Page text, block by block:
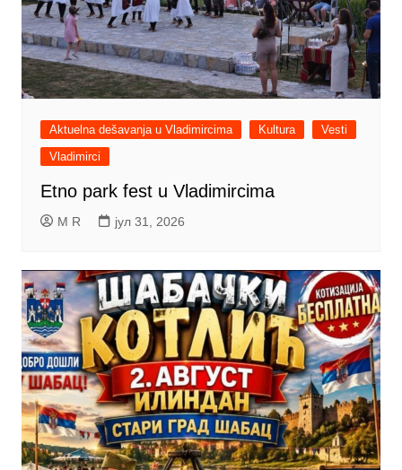
Aktuelna dešavanja u Vladimircima Kultura
Vesti
Vladimirci
Etno park fest u Vladimircima
M R јул 31, 2026